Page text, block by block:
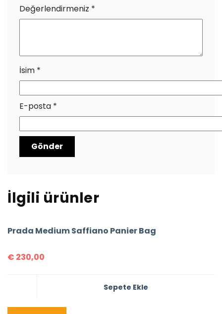
Değerlendirmeniz *
İsim *
E-posta *
İlgili ürünler
Prada Medium Saffiano Panier Bag
€ 230,00
Sepete Ekle